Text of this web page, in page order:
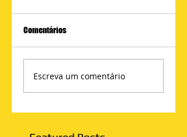
Comentários
Escreva um comentário